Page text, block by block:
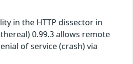
in the HTTP dissector in
0.99.3 allows remote
of service (crash) via